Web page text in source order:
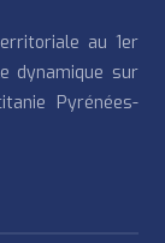
au 1er
dynamique sur
Pyrénées-